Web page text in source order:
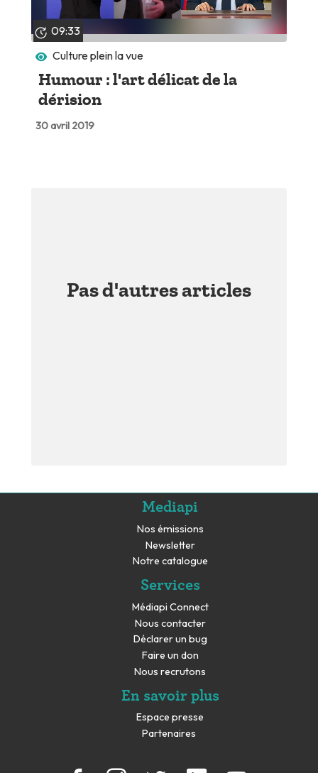
09:33
Culture plein la vue
Humour : l'art délicat de la
dérision
30 avril 2019
Pas d'autres articles
Mediapi
Nos émissions
Newsletter
Notre catalogue
Services
Médiapi Connect
Nous contacter
Déclarer un bug
Faire un don
Nous recrutons
En savoir plus
Espace presse
Partenaires